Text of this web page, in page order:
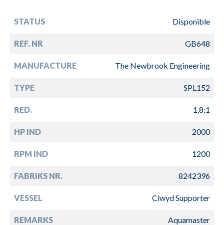
STATUS Disponible
REF. NR GB648
MANUFACTURE The Newbrook Engineering
TYPE SPL152
RED. 1,8:1
HP IND 2000
RPM IND 1200
FABRIKS NR. 8242396
VESSEL Clwyd Supporter
REMARKS Aquamaster